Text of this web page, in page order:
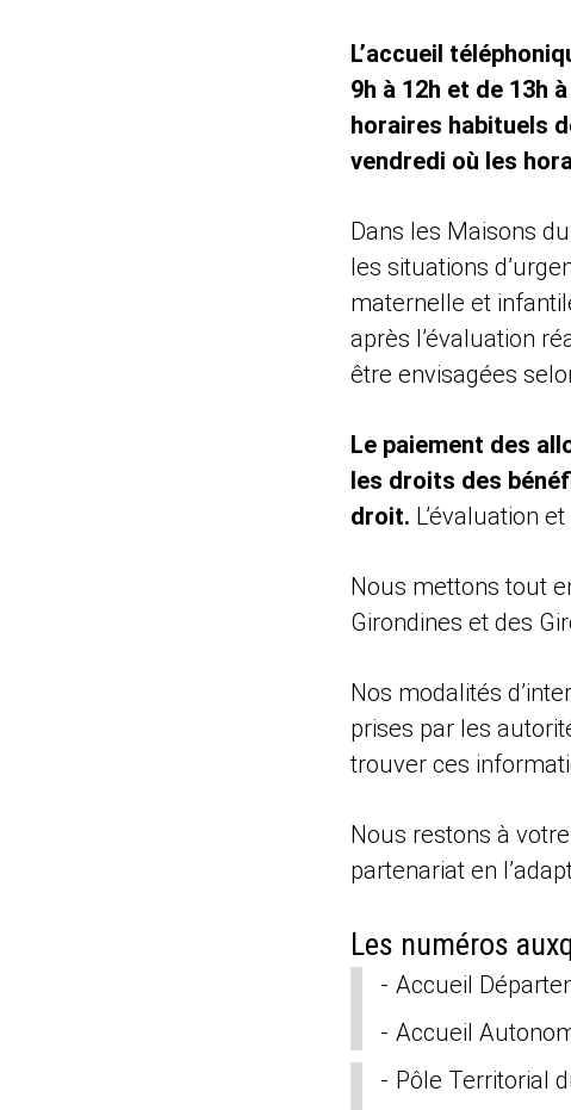
L’accueil
9h à 12h et de 13h
horaires habituels
vendredi où les
Dans les Maisons
les situations
maternelle et
après l’évaluation
être envisagées
Le paiement des
les droits des
droit. L’évaluation
Nous mettons tout
Girondines et des
Nos modalités
prises par les
trouver ces
Nous restons à
partenariat en
Les numéros
Accueil
Accueil
Pôle Territorial